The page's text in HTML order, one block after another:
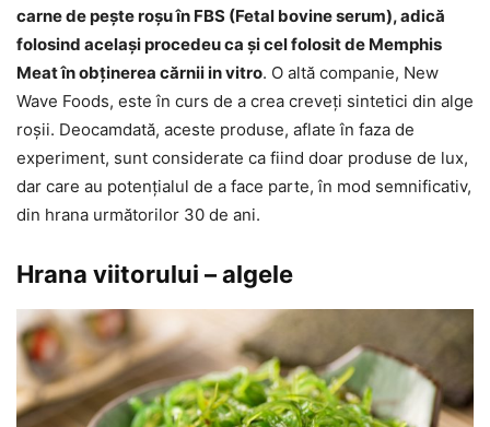
carne de peşte roşu în FBS (Fetal bovine serum), adică
folosind acelaşi procedeu ca şi cel folosit de Memphis
Meat în obţinerea cărnii in vitro. O altă companie, New
Wave Foods, este în curs de a crea creveţi sintetici din alge
roşii. Deocamdată, aceste produse, aflate în faza de
experiment, sunt considerate ca fiind doar produse de lux,
dar care au potenţialul de a face parte, în mod semnificativ,
din hrana următorilor 30 de ani.
Hrana viitorului – algele